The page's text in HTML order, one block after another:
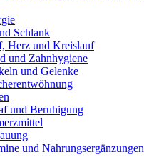
Schlank
Herz und Kreislauf
und Zahnhygiene
und Gelenke
und Beruhigung
und Nahrungsergänzungen